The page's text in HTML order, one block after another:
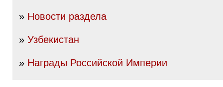
» Новости раздела
» Узбекистан
» Награды Российской Империи